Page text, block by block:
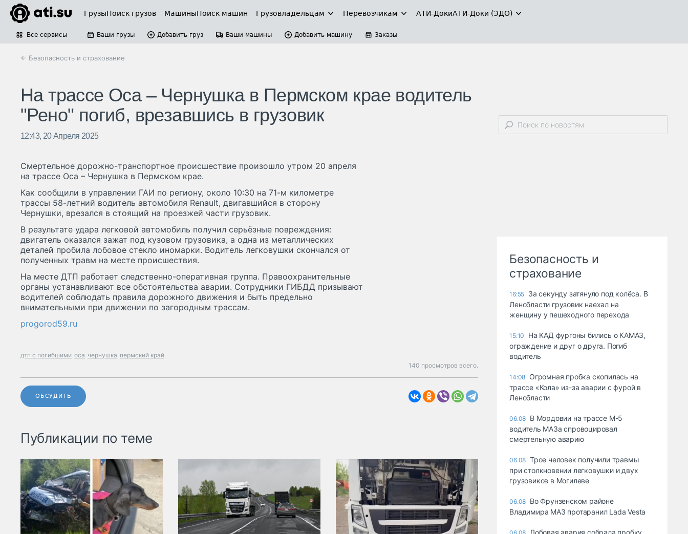
ГрузыПоиск грузов МашиныПоиск машин Грузовладельцам Перевозчикам АТИ-ДокиАТИ-Доки (ЭДО)
Все сервисы Ваши грузы Добавить груз Ваши машины Добавить машину Заказы
← Безопасность и страхование
На трассе Оса – Чернушка в Пермском крае водитель
"Рено" погиб, врезавшись в грузовик
12:43, 20 Апреля 2025
Смертельное дорожно-транспортное происшествие произошло утром 20 апреля
на трассе Оса – Чернушка в Пермском крае.
Как сообщили в управлении ГАИ по региону, около 10:30 на 71-м километре
трассы 58-летний водитель автомобиля Renault, двигавшийся в сторону
Чернушки, врезался в стоящий на проезжей части грузовик.
В результате удара легковой автомобиль получил серьёзные повреждения:
двигатель оказался зажат под кузовом грузовика, а одна из металлических
деталей пробила лобовое стекло иномарки. Водитель легковушки скончался от
полученных травм на месте происшествия.
На месте ДТП работает следственно-оперативная группа. Правоохранительные
органы устанавливают все обстоятельства аварии. Сотрудники ГИБДД призывают
водителей соблюдать правила дорожного движения и быть предельно
внимательными при движении по загородным трассам.
progorod59.ru
дтп с погибшими оса чернушка пермский край
140 просмотров всего.
ОБСУДИТЬ
Публикации по теме
Безопасность и
страхование
16:55 За секунду затянуло под колёса. В
Ленобласти грузовик наехал на
женщину у пешеходного перехода
15:10
На КАД фургоны бились о КАМАЗ,
ограждение и друг о друга. Погиб
водитель
14:08 Огромная пробка скопилась на
трассе «Кола» из-за аварии с фурой в
Ленобласти
06.08 В Мордовии на трассе М-5
водитель МАЗа спровоцировал
смертельную аварию
06.08 Трое человек получили травмы
при столкновении легковушки и двух
грузовиков в Могилеве
06.08 Во Фрунзенском районе
Владимира МАЗ протаранил Lada Vesta